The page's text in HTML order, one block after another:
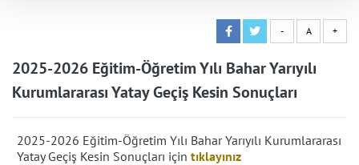
- A +
2025-2026 Eğitim-Öğretim Yılı Bahar Yarıyılı
Kurumlararası Yatay Geçiş Kesin Sonuçları
2025-2026 Eğitim-Öğretim Yılı Bahar Yarıyılı Kurumlararası
Yatay Geçiş Kesin Sonuçları için tıklayınız